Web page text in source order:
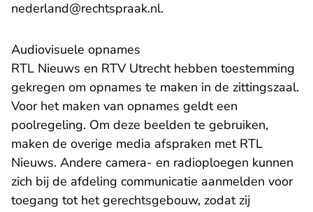
nederland@rechtspraak.nl.
Audiovisuele opnames
RTL Nieuws en RTV Utrecht hebben toestemming
gekregen om opnames te maken in de zittingszaal.
Voor het maken van opnames geldt een
poolregeling. Om deze beelden te gebruiken,
maken de overige media afspraken met RTL
Nieuws. Andere camera- en radioploegen kunnen
zich bij de afdeling communicatie aanmelden voor
toegang tot het gerechtsgebouw, zodat zij